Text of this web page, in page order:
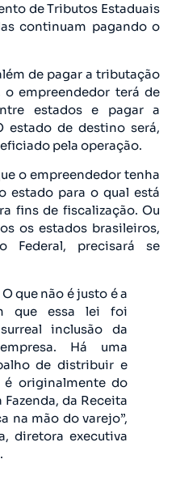
de Tributos Estaduais
continuam pagando o
de pagar a tributação
empreendedor terá de
estados e pagar a
estado de destino será,
pela operação.
o empreendedor tenha
estado para o qual está
fins de fiscalização. Ou
os estados brasileiros,
Federal, precisará se
que não é justo é a
que essa lei foi
inclusão da
Há uma
de distribuir e
é originalmente do
da Receita
na mão do varejo”,
diretora executiva